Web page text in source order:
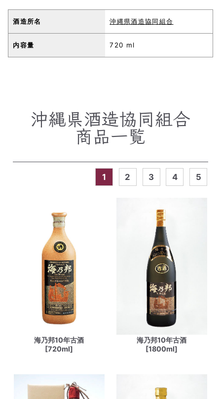
酒造所名 沖縄県酒造協同組合
内容量 720 ml
沖縄県酒造協同組合
商品一覧
1 2 3 4 5
海乃邦10年古酒
[720ml]
海乃邦10年古酒
[1800ml]